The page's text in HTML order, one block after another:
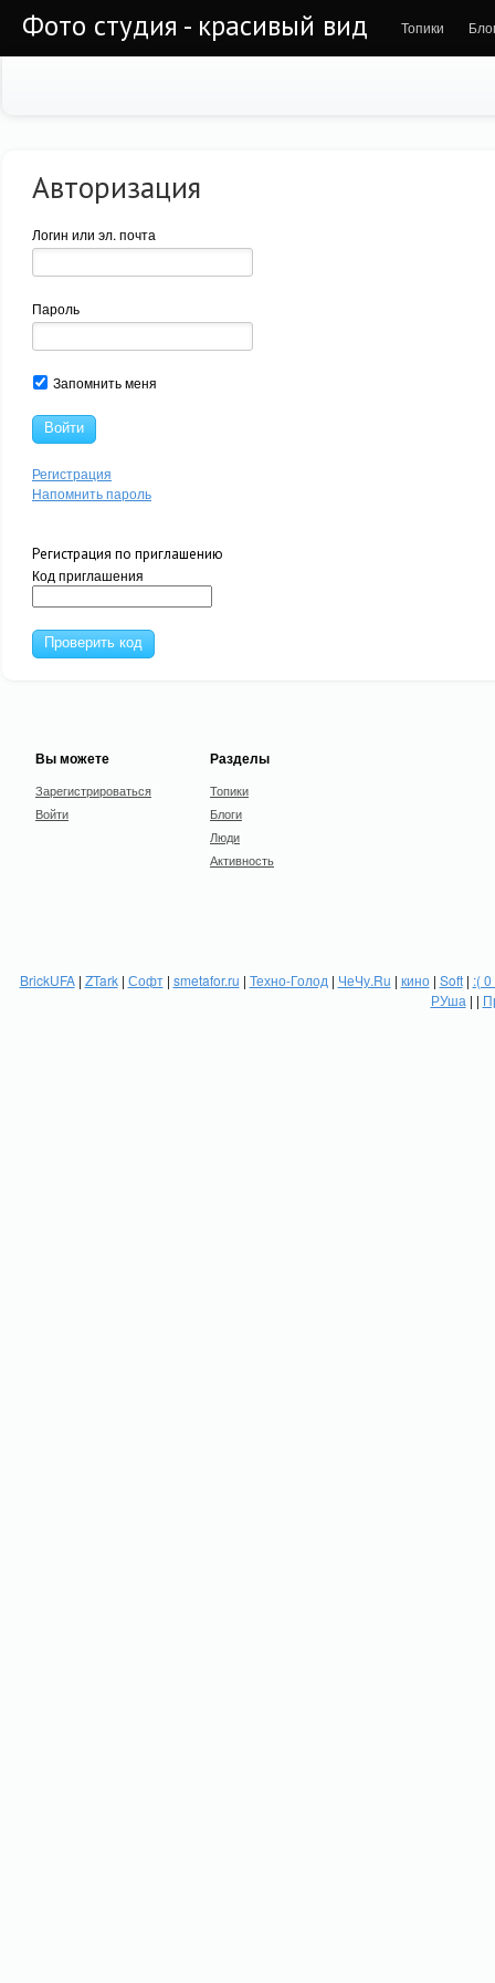
Фото студия - красивый вид Топики
Авторизация
Логин или эл. почта
Пароль
Запомнить меня
Войти
Регистрация
Напомнить пароль
Регистрация по приглашению
Код приглашения
Проверить код
Вы можете
Зарегистрироваться
Войти
Разделы
Топики
Блоги
Люди
Активность
BrickUFA| ZTark| Софт| smetafor.ru | Техно-Голод | ЧеЧу.Ru | кино| Soft| :(
РУша | |